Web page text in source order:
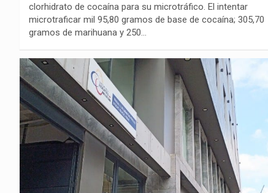
clorhidrato de cocaína para su microtráfico. El intentar
microtraficar mil 95,80 gramos de base de cocaína; 305,70
gramos de marihuana y 250…